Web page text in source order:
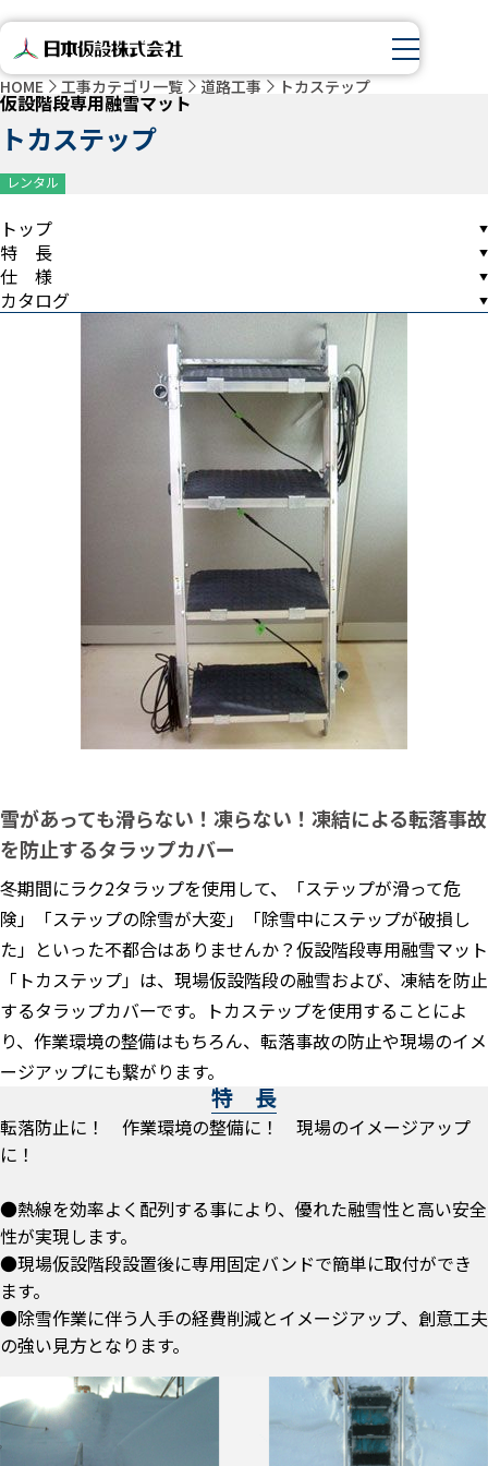
HOME 工事カテゴリ一覧 道路工事 トカステップ
仮設階段専用融雪マット
トカステップ
レンタル
トップ
特 長
仕 様
カタログ
雪があっても滑らない！凍らない！凍結による転落事故
を防止するタラップカバー
冬期間にラク2タラップを使用して、「ステップが滑って危
険」「ステップの除雪が大変」「除雪中にステップが破損し
た」といった不都合はありませんか？仮設階段専用融雪マット
「トカステップ」は、現場仮設階段の融雪および、凍結を防止
するタラップカバーです。トカステップを使用することによ
り、作業環境の整備はもちろん、転落事故の防止や現場のイメ
ージアップにも繋がります。
特 長
転落防止に！ 作業環境の整備に！ 現場のイメージアップ
に！
●熱線を効率よく配列する事により、優れた融雪性と高い安全
性が実現します。
●現場仮設階段設置後に専用固定バンドで簡単に取付ができ
ます。
●除雪作業に伴う人手の経費削減とイメージアップ、創意工夫
の強い見方となります。